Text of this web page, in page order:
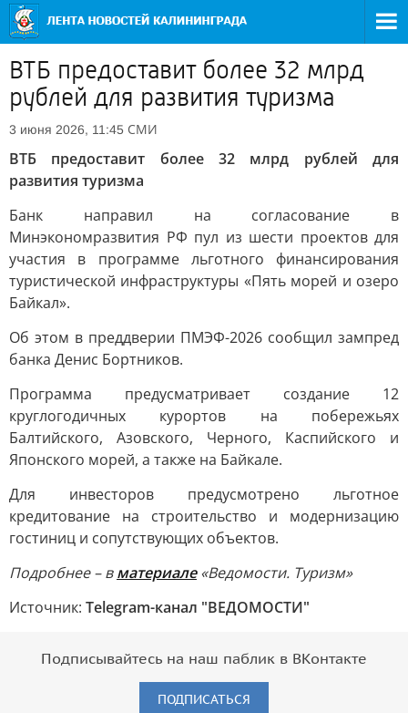
ВТБ предоставит более 32 млрд
рублей для развития туризма
3 июня 2026, 11:45 СМИ
ВТБ предоставит более 32 млрд рублей для
развития туризма
Банк направил на согласование в
Минэкономразвития РФ пул из шести проектов для
участия в программе льготного финансирования
туристической инфраструктуры «Пять морей и озеро
Байкал».
Об этом в преддверии ПМЭФ-2026 сообщил зампред
банка Денис Бортников.
Программа предусматривает создание 12
круглогодичных курортов на побережьях
Балтийского, Азовского, Черного, Каспийского и
Японского морей, а также на Байкале.
Для инвесторов предусмотрено льготное
кредитование на строительство и модернизацию
гостиниц и сопутствующих объектов.
Подробнее – вматериале«Ведомости. Туризм»
Источник: Telegram-канал "ВЕДОМОСТИ"
Подписывайтесь на наш паблик в ВКонтакте
ПОДПИСАТЬСЯ